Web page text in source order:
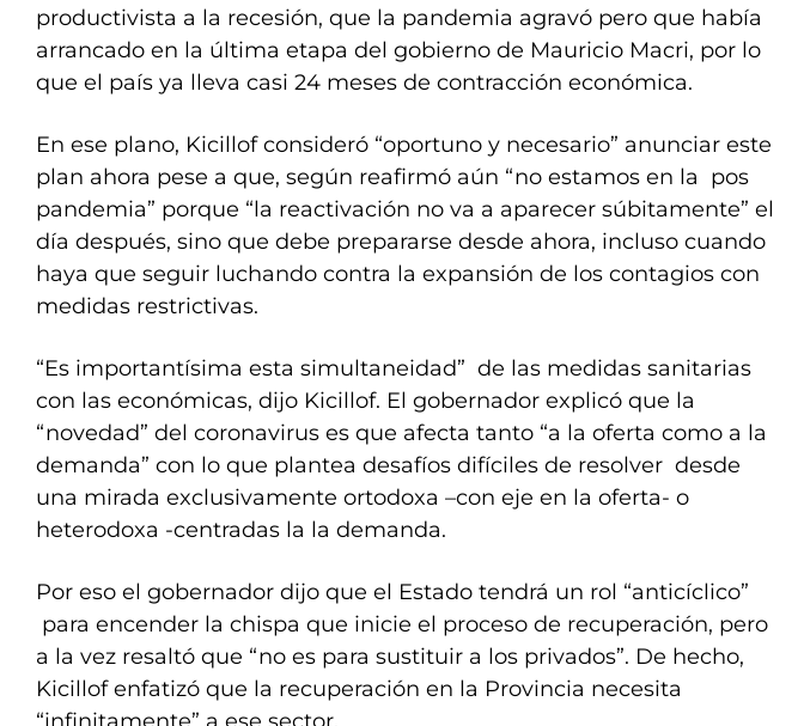
productivista a la recesión, que la pandemia agravó pero que había
arrancado en la última etapa del gobierno de Mauricio Macri, por lo
que el país ya lleva casi 24 meses de contracción económica.
En ese plano, Kicillof consideró “oportuno y necesario” anunciar este
plan ahora pese a que, según reafirmó aún “no estamos en la pos
pandemia” porque “la reactivación no va a aparecer súbitamente” el
día después, sino que debe prepararse desde ahora, incluso cuando
haya que seguir luchando contra la expansión de los contagios con
medidas restrictivas.
“Es importantísima esta simultaneidad” de las medidas sanitarias
con las económicas, dijo Kicillof. El gobernador explicó que la
“novedad” del coronavirus es que afecta tanto “a la oferta como a la
demanda” con lo que plantea desafíos difíciles de resolver desde
una mirada exclusivamente ortodoxa –con eje en la oferta- o
heterodoxa -centradas la la demanda.
Por eso el gobernador dijo que el Estado tendrá un rol “anticíclico”
para encender la chispa que inicie el proceso de recuperación, pero
a la vez resaltó que “no es para sustituir a los privados”. De hecho,
Kicillof enfatizó que la recuperación en la Provincia necesita